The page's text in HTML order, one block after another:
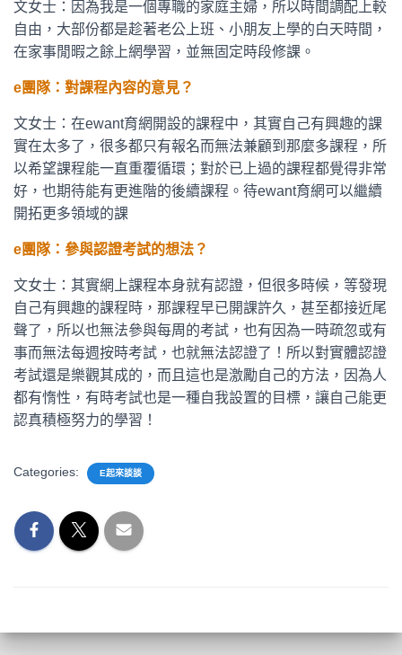
文女士：因為我是一個專職的家庭主婦，所以時間調配上較
自由，大部份都是趁著老公上班、小朋友上學的白天時間，
在家事閒暇之餘上網學習，並無固定時段修課。
e團隊：對課程內容的意見？
文女士：在ewant育網開設的課程中，其實自己有興趣的課
實在太多了，很多都只有報名而無法兼顧到那麼多課程，所
以希望課程能一直重覆循環；對於已上過的課程都覺得非常
好，也期待能有更進階的後續課程。待ewant育網可以繼續
開拓更多領域的課
e團隊：參與認證考試的想法？
文女士：其實網上課程本身就有認證，但很多時候，等發現
自己有興趣的課程時，那課程早已開課許久，甚至都接近尾
聲了，所以也無法參與每周的考試，也有因為一時疏忽或有
事而無法每週按時考試，也就無法認證了！所以對實體認證
考試還是樂觀其成的，而且這也是激勵自己的方法，因為人
都有惰性，有時考試也是一種自我設置的目標，讓自己能更
認真積極努力的學習！
Categories: E起來談談